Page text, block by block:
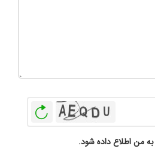
من اطلاع داده شود.